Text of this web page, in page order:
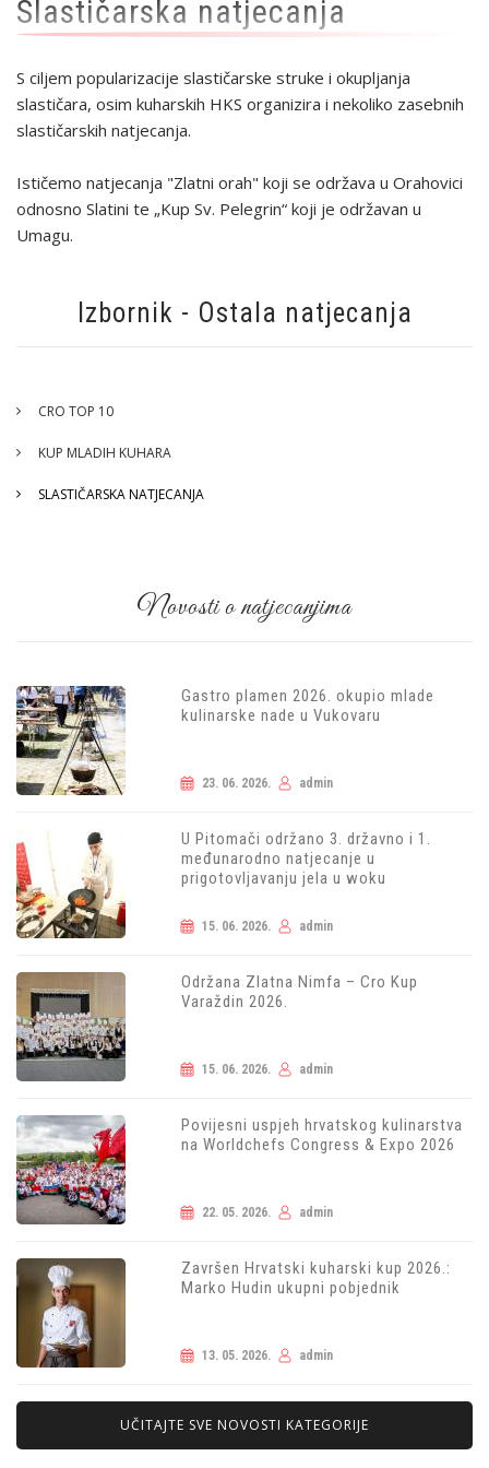
Slastičarska natjecanja
S ciljem popularizacije slastičarske struke i okupljanja
slastičara, osim kuharskih HKS organizira i nekoliko zasebnih
slastičarskih natjecanja.
Ističemo natjecanja "Zlatni orah" koji se održava u Orahovici
odnosno Slatini te „Kup Sv. Pelegrin“ koji je održavan u
Umagu.
Izbornik - Ostala natjecanja
CRO TOP 10
KUP MLADIH KUHARA
SLASTIČARSKA NATJECANJA
Novosti o natjecanjima
Gastro plamen 2026. okupio mlade
kulinarske nade u Vukovaru
23. 06. 2026. admin
U Pitomači održano 3. državno i 1.
međunarodno natjecanje u
prigotovljavanju jela u woku
15. 06. 2026. admin
Održana Zlatna Nimfa – Cro Kup
Varaždin 2026.
15. 06. 2026. admin
Povijesni uspjeh hrvatskog kulinarstva
na Worldchefs Congress & Expo 2026
22. 05. 2026. admin
Završen Hrvatski kuharski kup 2026.:
Marko Hudin ukupni pobjednik
13. 05. 2026. admin
UČITAJTE SVE NOVOSTI KATEGORIJE